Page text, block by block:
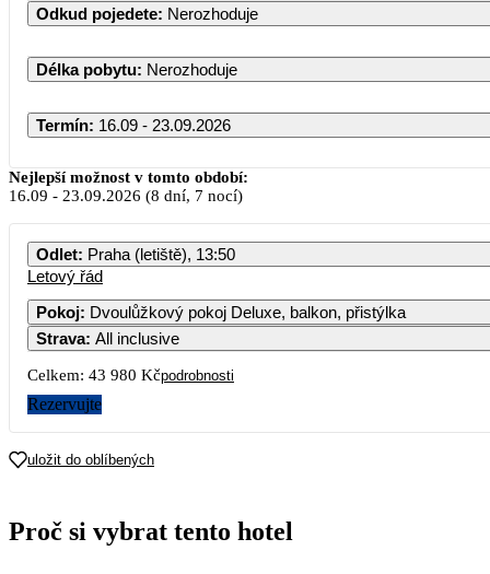
Odkud pojedete: Nerozhoduje
Délka pobytu: Nerozhoduje
Termín: 16.09 - 23.09.2026
Nejlepší možnost v tomto období:
16.09 - 23.09.2026 (8 dní, 7 nocí)
Odlet: Praha (letiště), 13:50
Letový řád
Pokoj: Dvoulůžkový pokoj Deluxe, balkon, přistýlka
Strava: All inclusive
Celkem: 43 980 Kčpodrobnosti
Rezervujte
uložit do oblíbených
Proč si vybrat tento hotel